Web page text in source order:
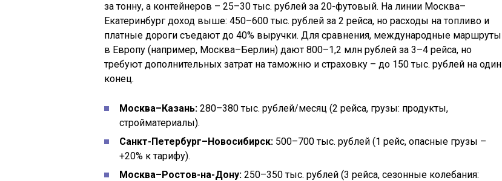
за тонну, а контейнеров – 25–30 тыс. рублей за 20-футовый. На линии Москва–
Екатеринбург доход выше: 450–600 тыс. рублей за 2 рейса, но расходы на топливо и
платные дороги съедают до 40% выручки. Для сравнения, международные маршруты
в Европу (например, Москва–Берлин) дают 800–1,2 млн рублей за 3–4 рейса, но
требуют дополнительных затрат на таможню и страховку – до 150 тыс. рублей на один
конец.
Москва–Казань: 280–380 тыс. рублей/месяц (2 рейса, грузы: продукты,
стройматериалы).
Санкт-Петербург–Новосибирск: 500–700 тыс. рублей (1 рейс, опасные грузы –
+20% к тарифу).
Москва–Ростов-на-Дону: 250–350 тыс. рублей (3 рейса, сезонные колебания: